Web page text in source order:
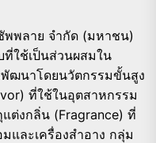
พลาย จำกัด (มหาชน)
ใช้เป็นส่วนผสมใน
ฒนาโดยนวัตกรรมขั้นสูง
ที่ใช้ในอุตสาหกรรม
ต่งกลิ่น (Fragrance) ที่
และเครื่องสำอาง กลุ่ม